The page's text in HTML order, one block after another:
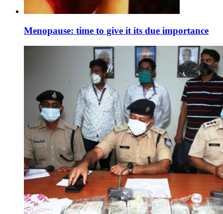
Menopause: time to give it its due importance